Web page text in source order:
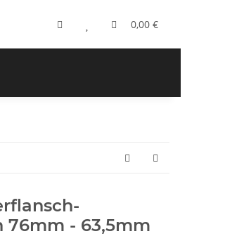
0,00 €
76mm - 63,5mm